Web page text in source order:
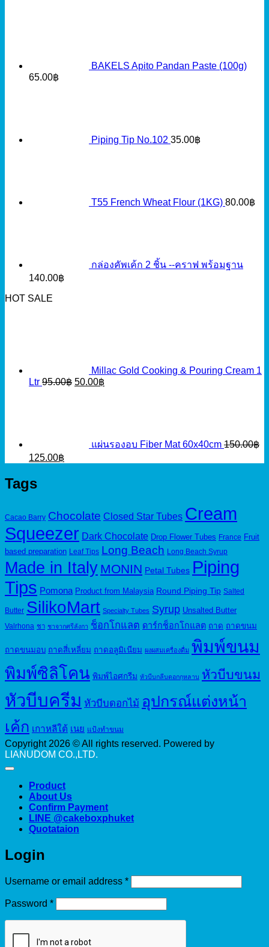
BAKELS Apito Pandan Paste (100g)
65.00฿
Piping Tip No.102 35.00฿
T55 French Wheat Flour (1KG) 80.00฿
กล่องคัพเค้ก 2 ชิ้น --คราฟ พร้อมฐาน
140.00฿
HOT SALE
Millac Gold Cooking & Pouring Cream 1
Ltr 95.00฿ Original
50.00฿
แผ่นรองอบ Fiber Mat 60x40cm 150.00฿
Original
150.00฿.
125.00฿
Tags
Cacao Barry Chocolate Closed Star Tubes Cream
Squeezer Dark Chocolate Drop Flower Tubes France Fruit
based preparation Leaf Tips Long Beach Long Beach Syrup
Made in Italy MONIN Petal Tubes Piping
Tips Pomona Product from Malaysia Round Piping Tip Salted
Butter SilikoMart Specialty Tubes Syrup Unsalted Butter
Valrhona ชา ชาจากศรีลังกา ช็อกโกแลต ดาร์กช็อกโกแลต ถาด ถาดขนม
ถาดขนมอบ ถาดสี่เหลี่ยม ถาดอลูมิเนียม ผงผสมเครื่องดื่ม พิมพ์ขนม
พิมพ์ซิลิโคน พิมพ์ไอศกรีม หัวบีบกลีบดอกกุหลาบ หัวบีบขนม
หัวบีบครีม หัวบีบดอกไม้ อุปกรณ์แต่งหน้า
เค้ก เกาหลีใต้ เนย แป้งทำขนม
Copyright 2026 © All rights reserved. Powered by
LIANUDOM CO.,LTD.
Product
About Us
Confirm Payment
LINE @cakeboxphuket
Quotataion
Login
Username or email address *Required
Password *Required